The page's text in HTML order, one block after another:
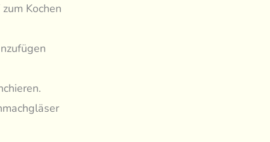
Kochen